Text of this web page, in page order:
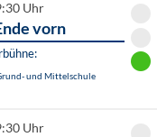
Uhr
vorn
und Mittelschule
Uhr